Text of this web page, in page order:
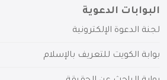
البوابات الدعوية
لجنة الدعوة الإلكترونية
بوابة الكويت للتعريف بالإسلام